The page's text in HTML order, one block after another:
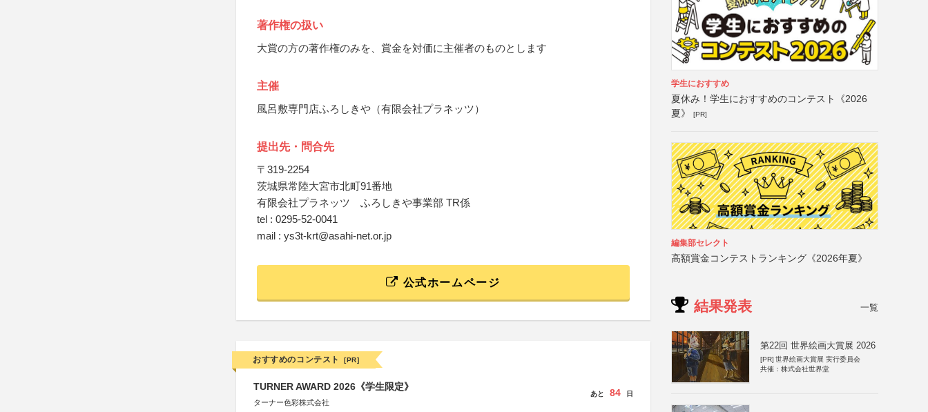
著作権の扱い
大賞の方の著作権のみを、賞金を対価に主催者のものとします
主催
風呂敷専門店ふろしきや（有限会社プラネッツ）
提出先・問合先
〒319-2254
茨城県常陸大宮市北町91番地
有限会社プラネッツ ふろしきや事業部 TR係
tel : 0295-52-0041
mail : ys3t-krt@asahi-net.or.jp
公式ホームページ
おすすめのコンテスト [PR]
TURNER AWARD 2026《学生限定》
ターナー色彩株式会社
あと 84 日
学生におすすめ
夏休み！学生におすすめのコンテスト《2026
夏》
[PR]
編集部セレクト
高額賞金コンテストランキング《2026年夏》
結果発表 一覧
第22回 世界絵画大賞展 2026
[PR] 世界絵画大賞展 実行委員会
共催：株式会社世界堂